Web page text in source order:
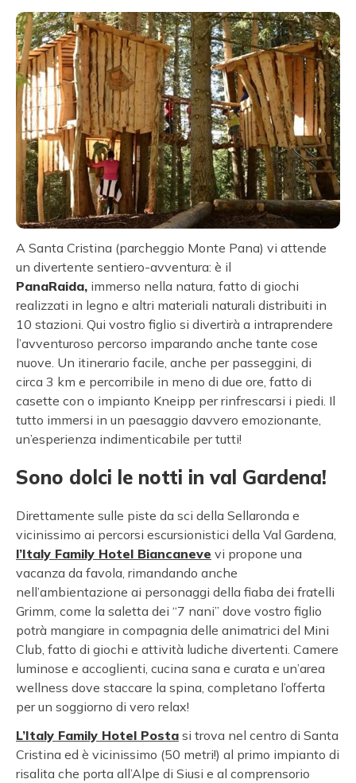
A Santa Cristina (parcheggio Monte Pana) vi attende
un divertente sentiero-avventura: è il
PanaRaida, immerso nella natura, fatto di giochi
realizzati in legno e altri materiali naturali distribuiti in
10 stazioni. Qui vostro figlio si divertirà a intraprendere
l’avventuroso percorso imparando anche tante cose
nuove. Un itinerario facile, anche per passeggini, di
circa 3 km e percorribile in meno di due ore, fatto di
casette con o impianto Kneipp per rinfrescarsi i piedi. Il
tutto immersi in un paesaggio davvero emozionante,
un’esperienza indimenticabile per tutti!
Sono dolci le notti in val Gardena!
Direttamente sulle piste da sci della Sellaronda e
vicinissimo ai percorsi escursionistici della Val Gardena,
l’Italy Family Hotel Biancaneve vi propone una
vacanza da favola, rimandando anche
nell’ambientazione ai personaggi della fiaba dei fratelli
Grimm, come la saletta dei “7 nani” dove vostro figlio
potrà mangiare in compagnia delle animatrici del Mini
Club, fatto di giochi e attività ludiche divertenti. Camere
luminose e accoglienti, cucina sana e curata e un’area
wellness dove staccare la spina, completano l’offerta
per un soggiorno di vero relax!
L’Italy Family Hotel Posta si trova nel centro di Santa
Cristina ed è vicinissimo (50 metri!) al primo impianto di
risalita che porta all’Alpe di Siusi e al comprensorio